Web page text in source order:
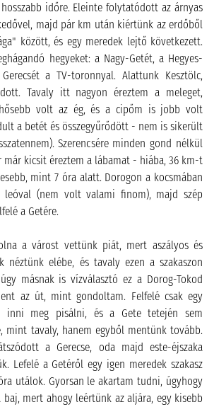
időre. Eleinte folytatódott az árnyas
majd pár km után kiértünk az erdőből
között, és egy meredek lejtő következett.
hegyeket: a Nagy-Getét, a Hegyes-
a TV-toronnyal. Alattunk Kesztölc,
Tavaly itt nagyon éreztem a meleget,
volt az ég, és a cipőm is jobb volt
a betét és összegyűrődött - nem is sikerült
Szerencsére minden gond nélkül
már kicsit éreztem a lábamat - hiába, 36 km-t
mint 7 óra alatt. Dorogon a kocsmában
leóval (nem volt valami finom), majd szép
a Getére.
a várost vettünk piát, mert aszályos és
néztünk elébe, és tavaly ezen a szakaszon
másnak is vízválasztó ez a Dorog-Tokod
az út, mint gondoltam. Felfelé csak egy
inni meg pisálni, és a Gete tetején sem
mint tavaly, hanem egyből mentünk tovább.
a Gerecse, oda majd este-éjszaka
Lefelé a Getéről egy igen meredek szakasz
utálok. Gyorsan le akartam tudni, úgyhogy
mert ahogy leértünk az aljára, egy kisebb